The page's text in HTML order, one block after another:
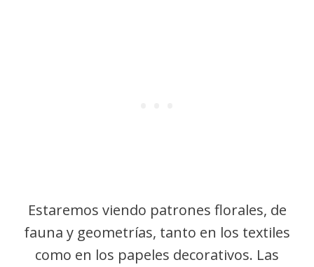
Estaremos viendo patrones florales, de
fauna y geometrías, tanto en los textiles
como en los papeles decorativos. Las